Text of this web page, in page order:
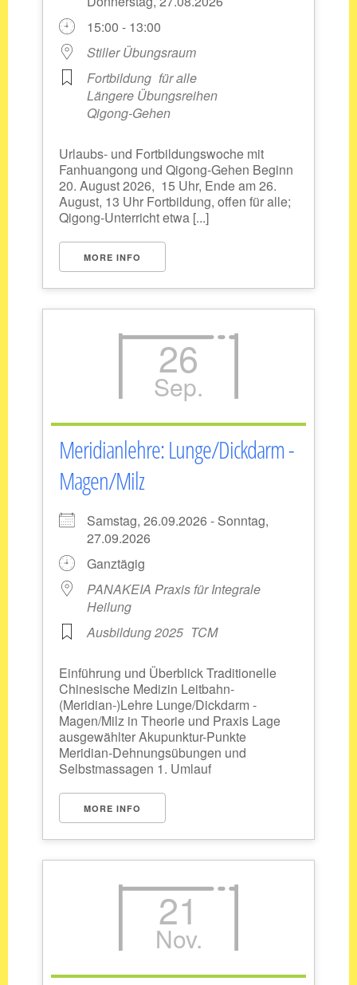
15:00 - 13:00
Stiller Übungsraum
Fortbildung für alle
Längere Übungsreihen
Qigong-Gehen
Urlaubs- und Fortbildungswoche mit
Fanhuangong und Qigong-Gehen Beginn
20. August 2026, 15 Uhr, Ende am 26.
August, 13 Uhr Fortbildung, offen für alle;
Qigong-Unterricht etwa [...]
MORE INFO
26
Sep.
Meridianlehre: Lunge/Dickdarm -
Magen/Milz
Samstag, 26.09.2026 - Sonntag,
27.09.2026
Ganztägig
PANAKEIA Praxis für Integrale
Heilung
Ausbildung 2025 TCM
Einführung und Überblick Traditionelle
Chinesische Medizin Leitbahn-
(Meridian-)Lehre Lunge/Dickdarm -
Magen/Milz in Theorie und Praxis Lage
ausgewählter Akupunktur-Punkte
Meridian-Dehnungsübungen und
Selbstmassagen 1. Umlauf
MORE INFO
21
Nov.